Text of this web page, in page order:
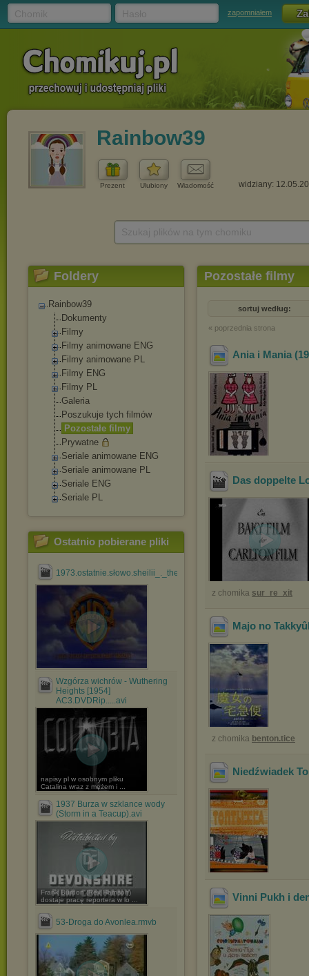
zapomniałem
Rainbow39
Prezent Ulubiony Wiadomość widziany:
Foldery
Rainbow39
Dokumenty
Filmy
Filmy animowane ENG
Filmy animowane PL
Filmy ENG
Filmy PL
Galeria
Poszukuje tych filmów
Pozostałe filmy
Prywatne
Seriale animowane ENG
Seriale animowane PL
Seriale ENG
Seriale PL
Ostatnio pobierane pliki
1973.ostatnie.słowo.sheilii_._the.last.of.sheila.eng.rmvb
Wzgórza wichrów - Wuthering
Heights [1954]
AC3.DVDRip.....avi
napisy pl w osobnym pliku
Catalina wraz z mężem i ...
1937 Burza w szklance wody
(Storm in a Teacup).avi
Frank Burdon (Rex Harrison)
dostaje pracę reportera w lo ...
53-Droga do Avonlea.rmvb
Pozostałe filmy
sortuj według:
« poprzednia strona
Ania i Mania
Das doppelte
z chomika sur_re_xit
Majo no
z chomika benton.tice
Niedźwiadek
Vinni Pukh i